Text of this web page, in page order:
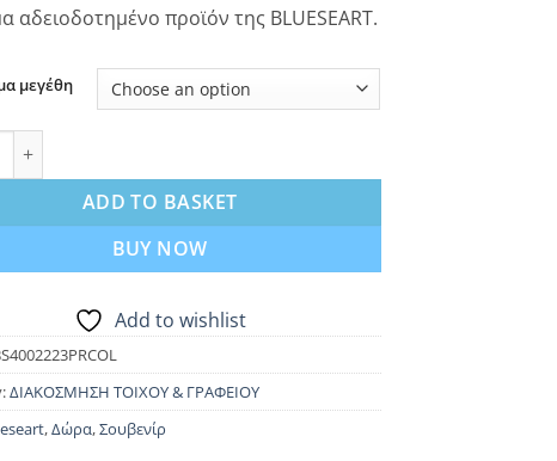
αδειοδοτημένο προϊόν της BLUESEART.
μεγέθη
Fine Art Photography, εκτύπωση Giclee, έγχρωμη quantity
ADD TO BASKET
BUY NOW
Add to wishlist
ΔΙΑΚΟΣΜΗΣΗ ΤΟΙΧΟΥ & ΓΡΑΦΕΙΟΥ
,Δώρα,Σουβενίρ